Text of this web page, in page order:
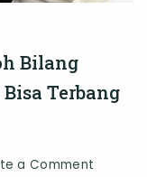
Bilang
Terbang
a Comment